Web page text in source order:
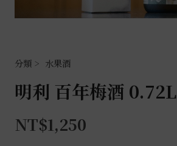
水果酒
明利 百年梅酒 0.72L
NT$1,250